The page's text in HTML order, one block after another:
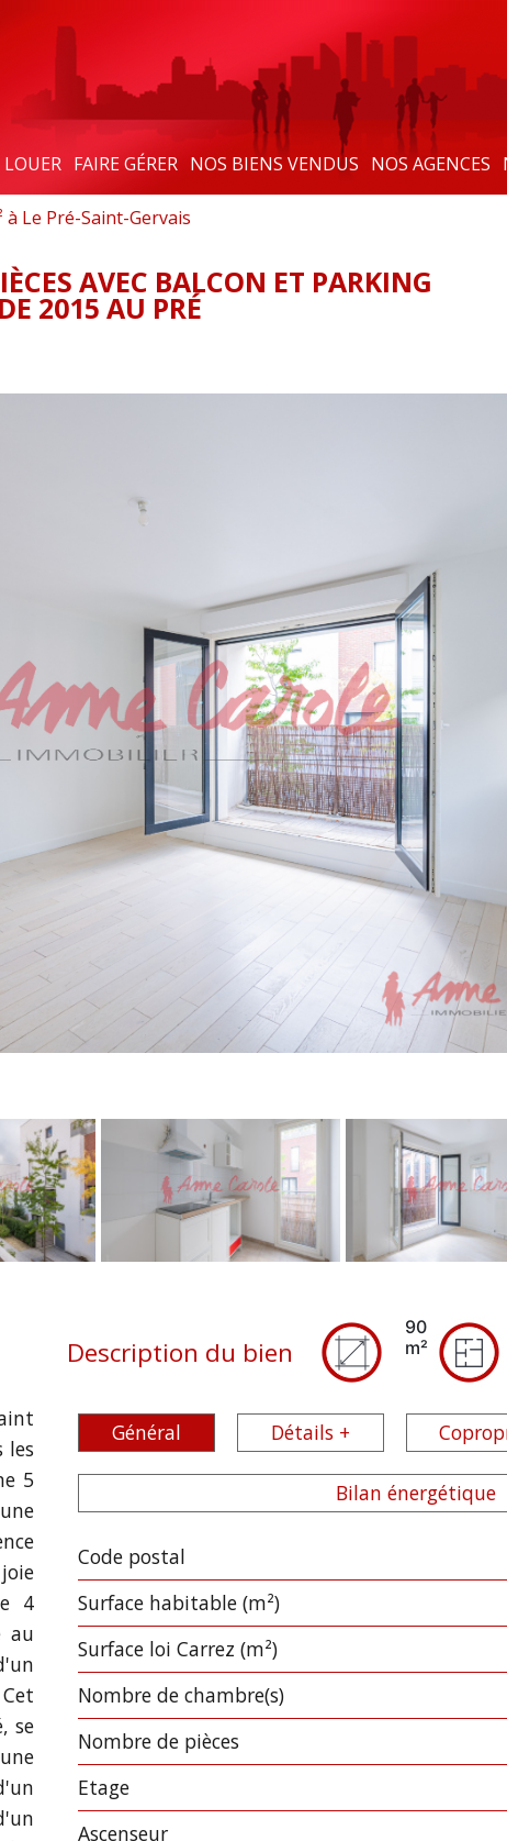
LOUER FAIRE GÉRER NOS BIENS VENDUS NOS AGENCES
Le Pré-Saint-Gervais
AVEC BALCON ET PARKING
2015 AU PRÉ
les
5
4
au
se
Description du bien
90
m²
Général Détails +
Bilan énergétique
Label Value
Code postal
Surface habitable (m²)
Surface loi Carrez (m²)
Nombre de chambre(s)
Nombre de pièces
Etage
Ascenseur